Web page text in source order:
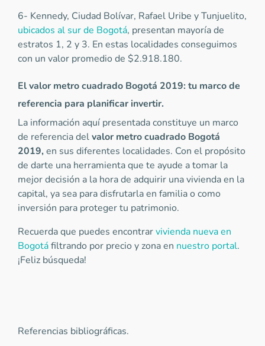
6- Kennedy, Ciudad Bolívar, Rafael Uribe y Tunjuelito,
ubicados al sur de Bogotá, presentan mayoría de
estratos 1, 2 y 3. En estas localidades conseguimos
con un valor promedio de $2.918.180.
El valor metro cuadrado Bogotá 2019: tu marco de
referencia para planificar invertir.
La información aquí presentada constituye un marco
de referencia delvalor metro cuadrado Bogotá
2019,en sus diferentes localidades. Con el propósito
de darte una herramienta que te ayude a tomar la
mejor decisión a la hora de adquirir una vivienda en la
capital, ya sea para disfrutarla en familia o como
inversión para proteger tu patrimonio.
Recuerda que puedes encontrarvivienda nueva en
Bogotáfiltrando por precio y zona en nuestro portal.
¡Feliz búsqueda!
Referencias bibliográficas.